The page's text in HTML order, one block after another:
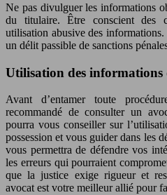
Ne pas divulguer les informations
du titulaire. Être conscient des
utilisation abusive des
un délit passible de sanctions
Utilisation des informations
Avant d’entamer toute
recommandé de consulter un
pourra vous conseiller sur
possession et vous guider dans les
vous permettra de défendre vos
les erreurs qui pourraient
que la justice exige rigueur et
avocat est votre meilleur allié pour